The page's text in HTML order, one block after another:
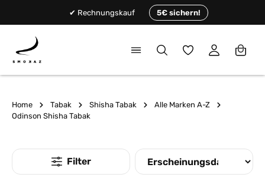
✔ Rechnungskauf 5€ sichern!
Du hast 0
Home Tabak Shisha Tabak
Alle Marken A-Z
Odinson Shisha Tabak